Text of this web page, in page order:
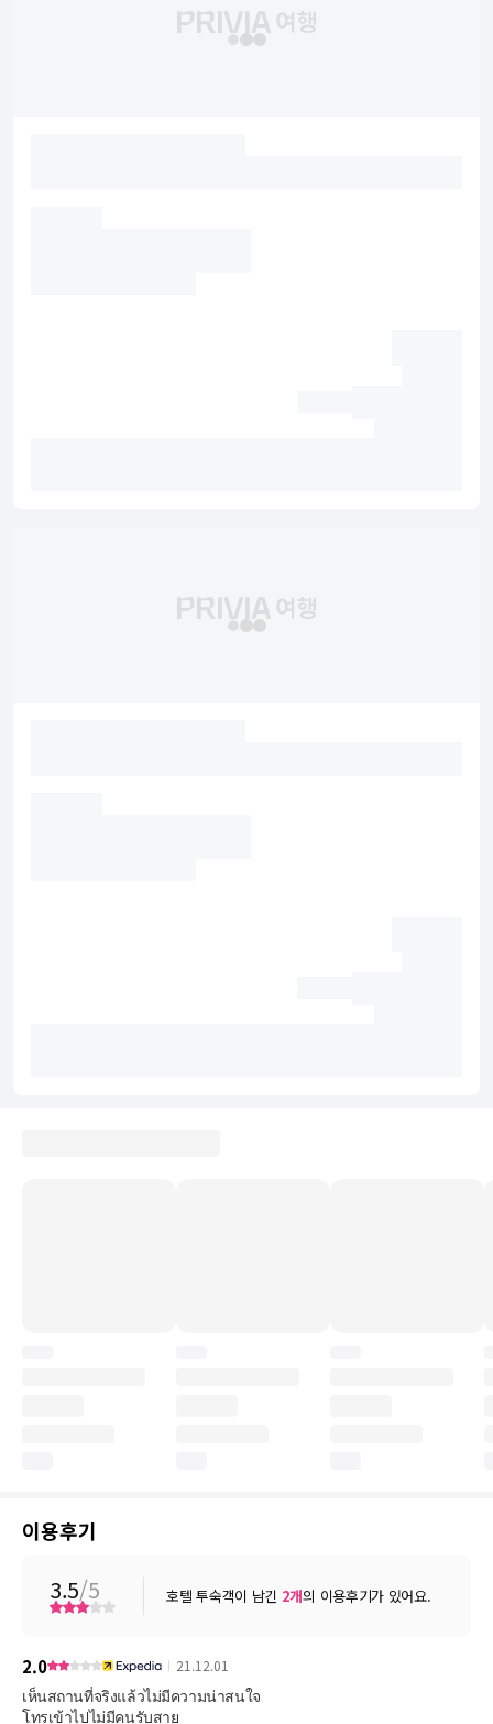
이용후기
3.5/5 호텔 투숙객이 남긴 2개의 이용후기가 있어요.
2.0 21.12.01
เห็นสถานที่จริงแล้วไม่มีความน่าสนใจ
โทรเข้าไปไม่มีคนรับสาย